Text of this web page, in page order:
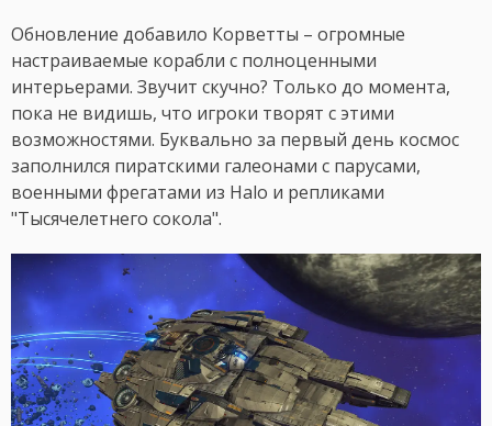
Обновление добавило Корветты – огромные
настраиваемые корабли с полноценными
интерьерами. Звучит скучно? Только до момента,
пока не видишь, что игроки творят с этими
возможностями. Буквально за первый день космос
заполнился пиратскими галеонами с парусами,
военными фрегатами из Halo и репликами
"Тысячелетнего сокола".